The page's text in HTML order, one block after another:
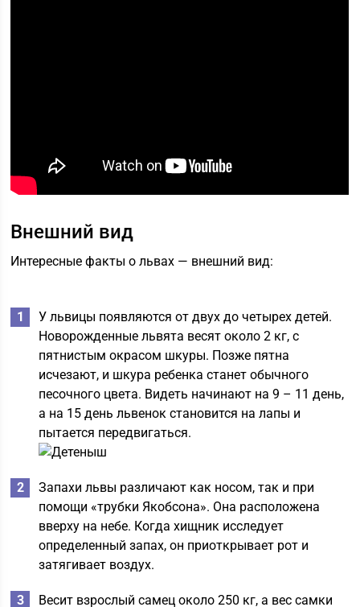
Внешний вид
Интересные факты о львах — внешний вид:
У львицы появляются от двух до четырех детей.
Новорожденные львята весят около 2 кг, с
пятнистым окрасом шкуры. Позже пятна
исчезают, и шкура ребенка станет обычного
песочного цвета. Видеть начинают на 9 – 11 день,
а на 15 день львенок становится на лапы и
пытается передвигаться.
Запахи львы различают как носом, так и при
помощи «трубки Якобсона». Она расположена
вверху на небе. Когда хищник исследует
определенный запах, он приоткрывает рот и
затягивает воздух.
Весит взрослый самец около 250 кг, а вес самки